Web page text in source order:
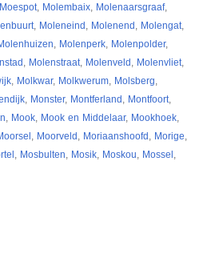
Moespot Molembaix Molenaarsgraaf,
Moleneind Molenend Molengat
Molenperk Molenpolder,
Molenstraat, Molenveld Molenvliet,
, Molkwar, Molkwerum, Molsberg
, Monster, Montferland Montfoort,
Mook Mook en Middelaar, Mookhoek
Moorveld Moriaanshoofd Morige
Mosbulten Mosik, Moskou Mossel